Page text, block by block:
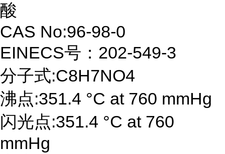
酸
CAS No:96-98-0
EINECS号：202-549-3
分子式:C8H7NO4
沸点:351.4 °C at 760 mmHg
闪光点:351.4 °C at 760
mmHg